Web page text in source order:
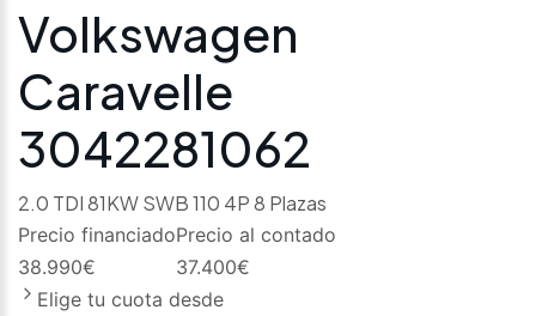
Volkswagen
Caravelle
3042281062
2.0 TDI 81KW SWB 110 4P 8 Plazas
Precio financiado
38.990€
Precio al contado
37.400€
Elige tu cuota desde